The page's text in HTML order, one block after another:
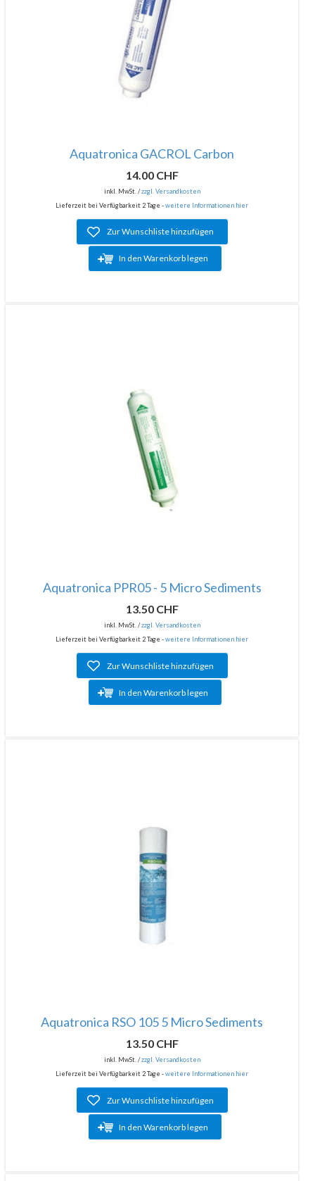
Aquatronica GACROL Carbon
14.00 CHF
inkl. MwSt. /zzgl. Versandkosten
Lieferzeit bei Verfügbarkeit 2 Tage -weitere Informationen hier
Zur Wunschliste hinzufügen
In den Warenkorb legen
Aquatronica PPR05 - 5 Micro Sediments
13.50 CHF
inkl. MwSt. /zzgl. Versandkosten
Lieferzeit bei Verfügbarkeit 2 Tage -weitere Informationen hier
Zur Wunschliste hinzufügen
In den Warenkorb legen
Aquatronica RSO 105 5 Micro Sediments
13.50 CHF
inkl. MwSt. /zzgl. Versandkosten
Lieferzeit bei Verfügbarkeit 2 Tage -weitere Informationen hier
Zur Wunschliste hinzufügen
In den Warenkorb legen